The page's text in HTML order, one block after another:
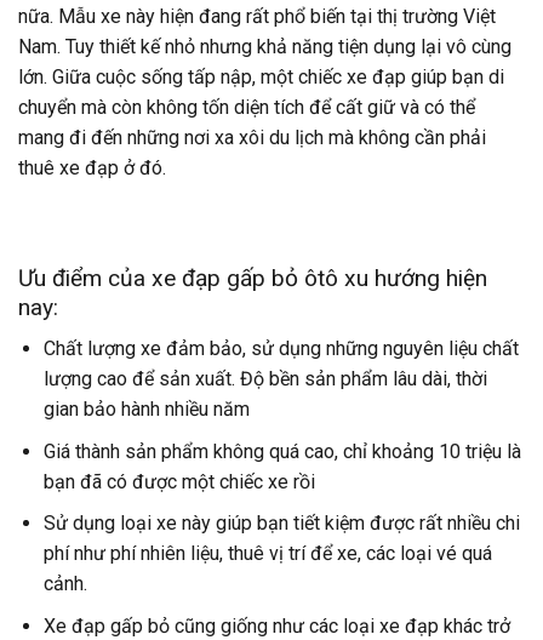
nữa. Mẫu xe này hiện đang rất phổ biến tại thị trường Việt
Nam. Tuy thiết kế nhỏ nhưng khả năng tiện dụng lại vô cùng
lớn. Giữa cuộc sống tấp nập, một chiếc xe đạp giúp bạn di
chuyển mà còn không tốn diện tích để cất giữ và có thể
mang đi đến những nơi xa xôi du lịch mà không cần phải
thuê xe đạp ở đó.
Ưu điểm của xe đạp gấp bỏ ôtô xu hướng hiện
nay:
Chất lượng xe đảm bảo, sử dụng những nguyên liệu chất
lượng cao để sản xuất. Độ bền sản phẩm lâu dài, thời
gian bảo hành nhiều năm
Giá thành sản phẩm không quá cao, chỉ khoảng 10 triệu là
bạn đã có được một chiếc xe rồi
Sử dụng loại xe này giúp bạn tiết kiệm được rất nhiều chi
phí như phí nhiên liệu, thuê vị trí để xe, các loại vé quá
cảnh.
Xe đạp gấp bỏ cũng giống như các loại xe đạp khác trở